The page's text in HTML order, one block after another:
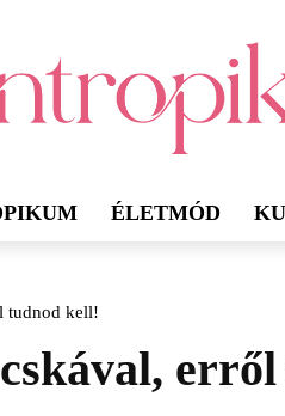
ÉLETMÓD
tudnod kell!